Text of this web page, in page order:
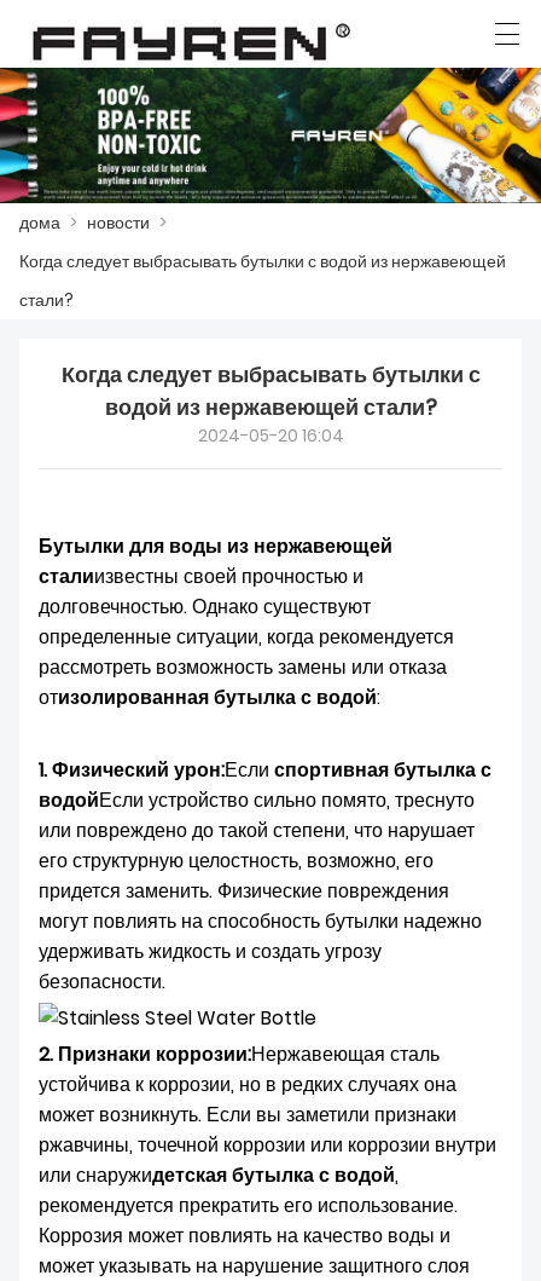
ДОМА
ПРОДУКТЫ
О НАС
العربية Deutsch Ελληνική γλώσσα English
дома > новости >
Когда следует выбрасывать бутылки с водой из нержавеющей
стали?
Когда следует выбрасывать бутылки с
водой из нержавеющей стали?
2024-05-20 16:04
Бутылки для воды из нержавеющей
сталиизвестны своей прочностью и
долговечностью. Однако существуют
определенные ситуации, когда рекомендуется
рассмотреть возможность замены или отказа
отизолированная бутылка с водой:
1. Физический урон:Если спортивная бутылка с
водойЕсли устройство сильно помято, треснуто
или повреждено до такой степени, что нарушает
его структурную целостность, возможно, его
придется заменить. Физические повреждения
могут повлиять на способность бутылки надежно
удерживать жидкость и создать угрозу
безопасности.
2. Признаки коррозии:Нержавеющая сталь
устойчива к коррозии, но в редких случаях она
может возникнуть. Если вы заметили признаки
ржавчины, точечной коррозии или коррозии внутри
или снаружидетская бутылка с водой,
рекомендуется прекратить его использование.
Коррозия может повлиять на качество воды и
может указывать на нарушение защитного слоя